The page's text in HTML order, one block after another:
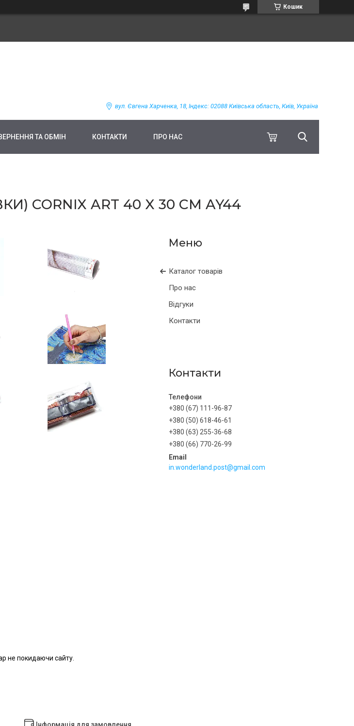
Кошик
вул. Євгена Харченка, 18, Індекс: 02088 Київська область, Київ, Україна
ТА ОБМІН КОНТАКТИ ПРО НАС
CORNIX ART 40 X 30 СМ AY44
Каталог товарів
Про нас
Відгуки
Контакти
Контакти
+380 (67) 111-96-87
+380 (50) 618-46-61
+380 (63) 255-36-68
+380 (66) 770-26-99
in.wonderland.post@gmail.com
не покидаючи сайту.
Інформація для замовлення